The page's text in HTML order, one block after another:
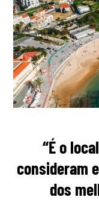
“É o
consideram
dos